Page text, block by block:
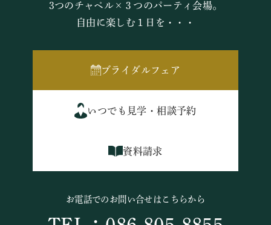
3つのチャペル×３つのパーティ会場。
自由に楽しむ１日を・・・
ブライダルフェア
いつでも見学・相談予約
資料請求
お電話でのお問い合せはこちらから